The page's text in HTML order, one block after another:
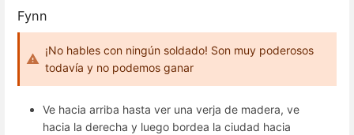
Fynn
¡No hables con ningún soldado! Son muy poderosos
todavía y no podemos ganar
Ve hacia arriba hasta ver una verja de madera, ve
hacia la derecha y luego bordea la ciudad hacia